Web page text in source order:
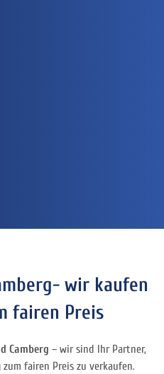
wir kaufen
fairen Preis
Camberg – wir sind Ihr Partner,
fairen Preis zu verkaufen.